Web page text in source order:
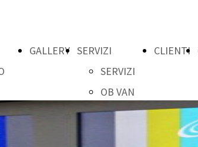
GALLERY SERVIZI
SERVIZI
OB VAN
FLY
CLIENTI